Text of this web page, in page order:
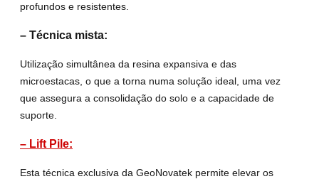
profundos e resistentes.
– Técnica mista:
Utilização simultânea da resina expansiva e das
microestacas, o que a torna numa solução ideal, uma vez
que assegura a consolidação do solo e a capacidade de
suporte.
– Lift Pile:
Esta técnica exclusiva da GeoNovatek permite elevar os